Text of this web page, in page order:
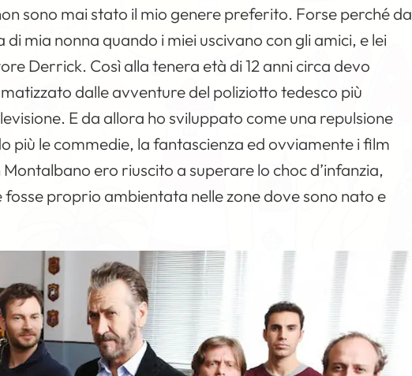
sono mai stato il mio genere preferito. Forse perché da
mia nonna quando i miei uscivano con gli amici, e lei
Derrick. Così alla tenera età di 12 anni circa devo
dalle avventure del poliziotto tedesco più
E da allora ho sviluppato come una repulsione
più le commedie, la fantascienza ed ovviamente i film
ero riuscito a superare lo choc d’infanzia,
proprio ambientata nelle zone dove sono nato e